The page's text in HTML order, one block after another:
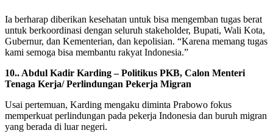
Ia berharap diberikan kesehatan untuk bisa mengemban tugas berat
untuk berkoordinasi dengan seluruh stakeholder, Bupati, Wali Kota,
Gubernur, dan Kementerian, dan kepolisian. “Karena memang tugas
kami semoga bisa membantu rakyat Indonesia.”
10.. Abdul Kadir Karding – Politikus PKB, Calon Menteri
Tenaga Kerja/ Perlindungan Pekerja Migran
Usai pertemuan, Karding mengaku diminta Prabowo fokus
memperkuat perlindungan pada pekerja Indonesia dan buruh migran
yang berada di luar negeri.